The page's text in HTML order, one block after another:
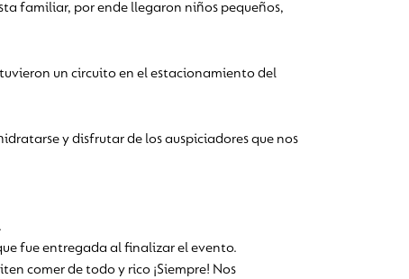
familiar, por ende llegaron niños pequeños,
un circuito en el estacionamiento del
y disfrutar de los auspiciadores que nos
fue entregada al finalizar el evento.
comer de todo y rico ¡Siempre! Nos